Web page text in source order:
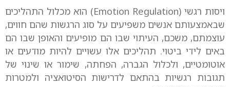
ויסות רגשי (Emotion Regulation) הוא מכלול התהליכים
שבאמצעותם אנשים משפיעים על סוג הרגשות שהם חווים,
עוצמתם, משכם, העיתוי שבו הם מופיעים והאופן שבו הם
באים לידי ביטוי. תהליכים אלו עשויים להיות מודעים או
אוטומטיים, ולכלול הגברה, הפחתה, שימור או שינוי של
תגובות רגשיות בהתאם לדרישות הסיטואציה ולמטרות